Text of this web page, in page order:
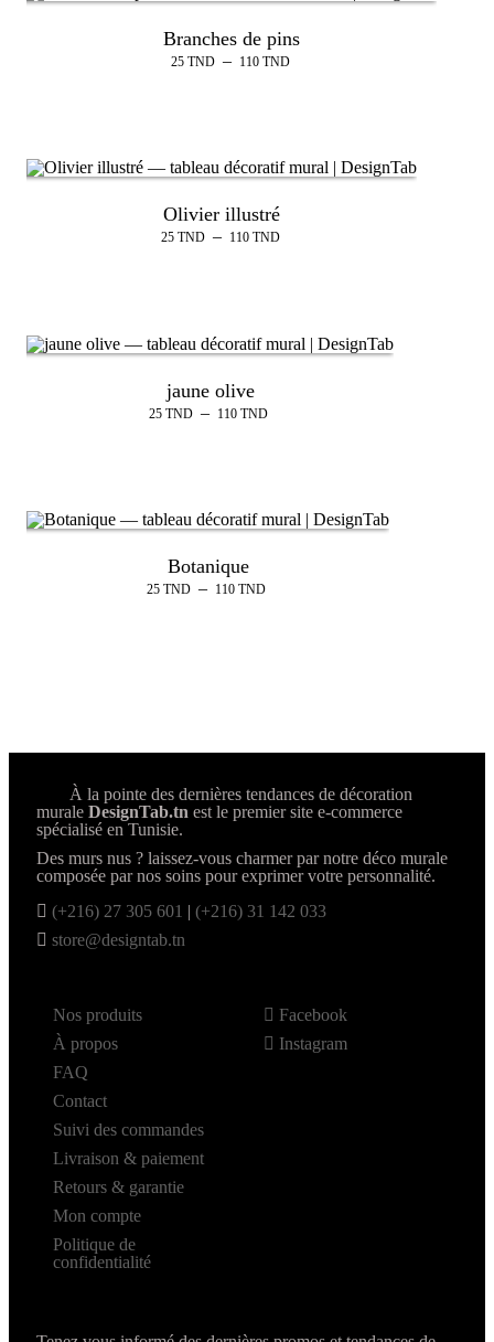
Branches de pins
25 TND – 110 TND
Olivier illustré
25 TND – 110 TND
jaune olive
25 TND – 110 TND
Botanique
25 TND – 110 TND
À la pointe des dernières tendances de décoration
murale DesignTab.tn est le premier site e-commerce
spécialisé en Tunisie.
Des murs nus ? laissez-vous charmer par notre déco murale
composée par nos soins pour exprimer votre personnalité.
(+216) 27 305 601 | (+216) 31 142 033
store@designtab.tn
Nos produits
À propos
FAQ
Contact
Suivi des commandes
Livraison & paiement
Retours & garantie
Mon compte
Politique de
confidentialité
Facebook
Instagram